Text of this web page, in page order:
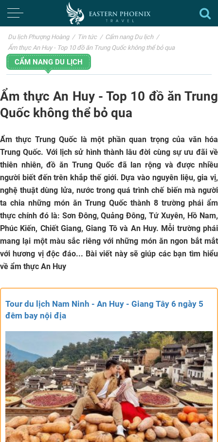
Du lịch Phượng Hoàng / Tin tức / Cẩm nang Du lịch /
Ẩm thực An Huy - Top 10 đồ ăn Trung Quốc không thể bỏ qua
CẨM NANG DU LỊCH
Ẩm thực An Huy - Top 10 đồ ăn Trung
Quốc không thể bỏ qua
Ẩm thực Trung Quốc là một phần quan trọng của văn hóa
Trung Quốc. Với lịch sử hình thành lâu đời cùng sự ưu đãi về
thiên nhiên, đồ ăn Trung Quốc đã lan rộng và được nhiều
người biết đến trên khắp thế giới. Dựa vào nguyên liệu, gia vị,
nghệ thuật dùng lửa, nước trong quá trình chế biến mà người
ta chia những món ăn Trung Quốc thành 8 trường phái ẩm
thực chính đó là: Sơn Đông, Quảng Đông, Tứ Xuyên, Hồ Nam,
Phúc Kiến, Chiết Giang, Giang Tô và An Huy. Mỗi trường phái
mang lại một màu sắc riêng với những món ăn ngon bắt mắt
với hương vị độc đáo... Bài viết này sẽ giúp các bạn tìm hiểu
về ẩm thực An Huy
Tour du lịch Nam Ninh - An Huy - Giang Tây 6 ngày 5
đêm bay nội địa